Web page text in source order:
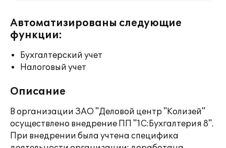
Автоматизированы следующие
функции:
Бухгалтерский учет
Налоговый учет
Описание
В организации ЗАО "Деловой центр "Колизей"
осуществлено внедрение ПП "1С:Бухгалтерия 8".
При внедрении была учтена специфика